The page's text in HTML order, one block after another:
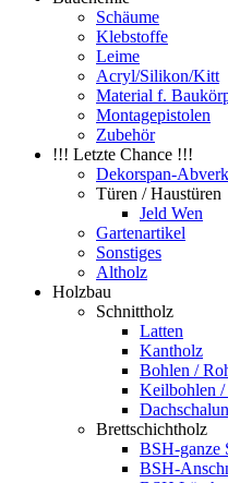
Schäume
Klebstoffe
Leime
Acryl/Silikon/Kitt
Material f.
Montagepistolen
Zubehör
!!! Letzte Chance !!!
Dekorspan-
Türen / Haustüren
Jeld Wen
Gartenartikel
Sonstiges
Altholz
Holzbau
Schnittholz
Latten
Kantholz
Bohlen /
Keilbohlen
Brettschichtholz
BSH-ganze
BSH-